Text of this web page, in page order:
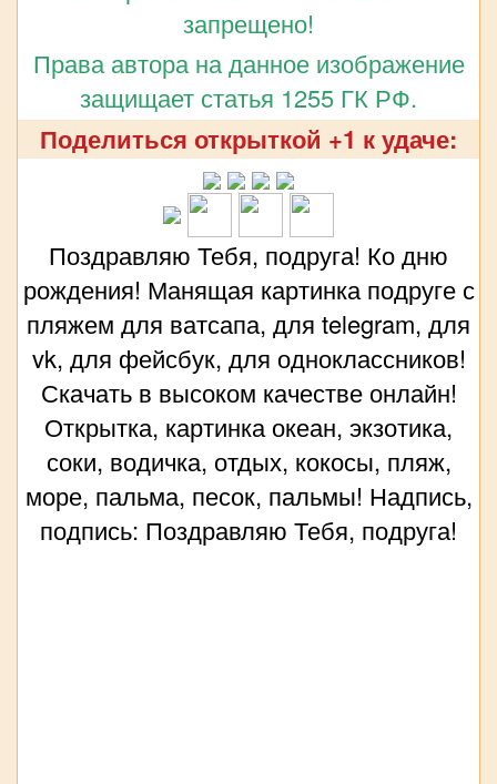
запрещено!
Права автора на данное изображение
защищает статья 1255 ГК РФ.
Поделиться открыткой +1 к удаче:
Поздравляю Тебя, подруга! Ко дню
рождения! Манящая картинка подруге с
пляжем для ватсапа, для telegram, для
vk, для фейсбук, для одноклассников!
Скачать в высоком качестве онлайн!
Открытка, картинка океан, экзотика,
соки, водичка, отдых, кокосы, пляж,
море, пальма, песок, пальмы! Надпись,
подпись: Поздравляю Тебя, подруга!